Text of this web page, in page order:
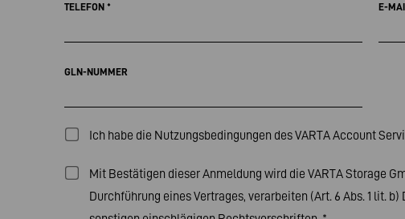
TELEFON * E-
GLN-NUMMER
Ich habe die Nutzungsbedingungen des VARTA Account
Mit Bestätigen dieser Anmeldung wird die VARTA Storage
Durchführung eines Vertrages, verarbeiten (Art. 6 Abs. 1 lit.